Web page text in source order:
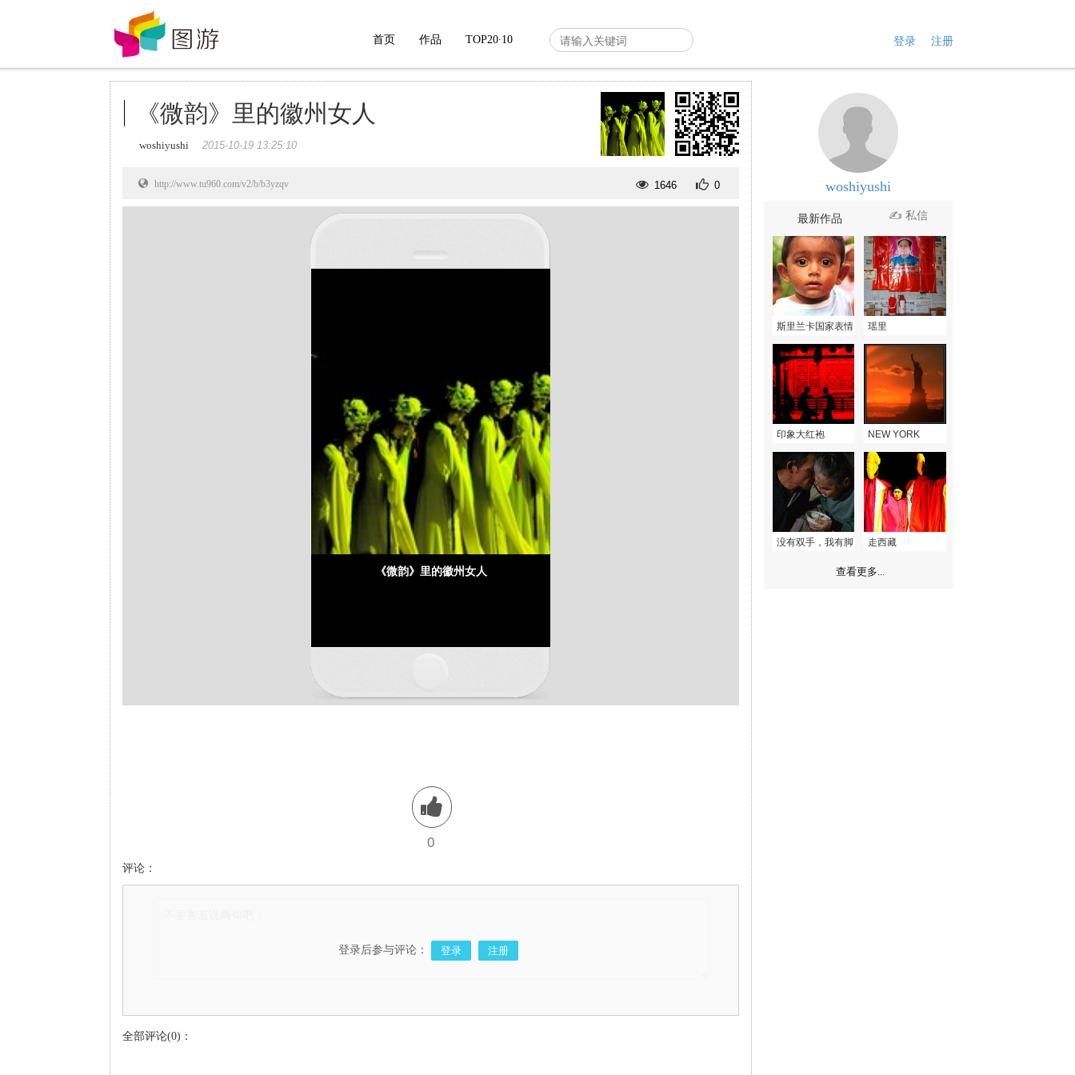
首页 作品 TOP20∙10 登录 注册
《微韵》里的徽州女人
woshiyushi 2015-10-19 13:25:10
http://www.tu960.com/v2/b/b3yzqv 1646 0
0
评论：
登录后参与评论： 登录 注册
全部评论(0)：
woshiyushi
✍ 私信
最新作品
斯里兰卡国家表情 瑶里
印象大红袍 NEW YORK
没有双手，我有脚 走西藏
查看更多...